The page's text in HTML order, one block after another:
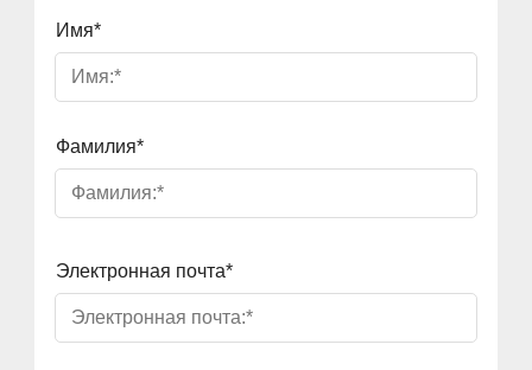
Имя*
Фамилия*
Электронная почта*